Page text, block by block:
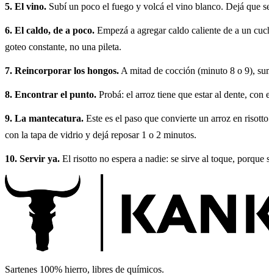
5. El vino. Subí un poco el fuego y volcá el vino blanco. Dejá que
6. El caldo, de a poco. Empezá a agregar caldo caliente de a un
goteo constante, no una pileta.
7. Reincorporar los hongos. A mitad de cocción (minuto 8 o 9),
8. Encontrar el punto. Probá: el arroz tiene que estar al dente,
9. La mantecatura. Este es el paso que convierte un arroz en
con la tapa de vidrio y dejá reposar 1 o 2 minutos.
10. Servir ya. El risotto no espera a nadie: se sirve al toque,
Sartenes 100% hierro, libres de químicos.